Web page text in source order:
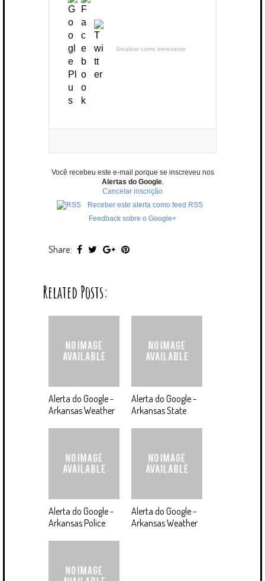
Sinalizar como irrelevante
Você recebeu este e-mail porque se inscreveu nos
Alertas do Google.
Cancelar inscrição
Receber este alerta como feed RSS
Feedback sobre o Google+
Share:
Related Posts:
Alerta do Google -
Arkansas Weather
Alerta do Google -
Arkansas State
Alerta do Google -
Arkansas Police
Alerta do Google -
Arkansas Weather